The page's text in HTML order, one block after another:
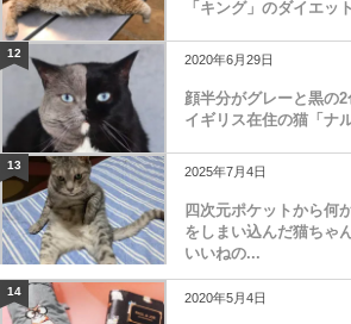
「キング」のダイエッ
12 2020年6月29日
顔半分がグレーと黒の
イギリス在住の猫「ナ
13 2025年7月4日
四次元ポケットから何
をしまい込んだ猫ちゃ
いいねの...
14 2020年5月4日